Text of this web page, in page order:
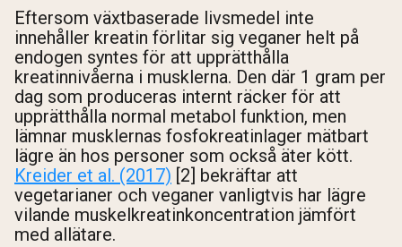
Eftersom växtbaserade livsmedel inte
innehåller kreatin förlitar sig veganer helt på
endogen syntes för att upprätthålla
kreatinnivåerna i musklerna. Den där 1 gram per
dag som produceras internt räcker för att
upprätthålla normal metabol funktion, men
lämnar musklernas fosfokreatinlager mätbart
lägre än hos personer som också äter kött.
Kreider et al. (2017) [2] bekräftar att
vegetarianer och veganer vanligtvis har lägre
vilande muskelkreatinkoncentration jämfört
med allätare.